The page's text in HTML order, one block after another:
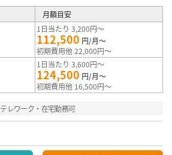
月額目安
1日当たり 3,200円～
112,500 円/月～
初期費用他 22,000円～
1日当たり 3,600円～
124,500 円/月～
初期費用他 16,500円～
テレワーク・在宅勤務可